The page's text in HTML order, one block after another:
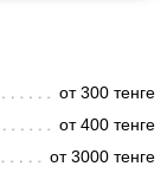
от 300 тенге
от 400 тенге
от 3000 тенге